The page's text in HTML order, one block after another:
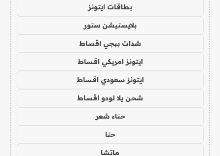
بطاقات ايتونز
بلايستيشن ستور
شدات ببجي اقساط
ايتونز امريكي اقساط
ايتونز سعودي اقساط
شحن يلا لودو اقساط
حناء شعر
حنا
ماتشا